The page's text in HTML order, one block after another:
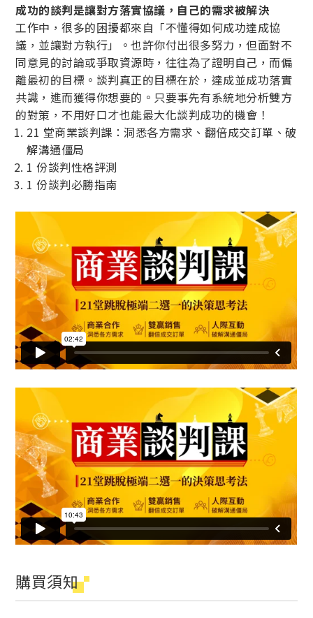
成功的談判是讓對方落實協議，自己的需求被解決
工作中，很多的困擾都來自「不懂得如何成功達成協
議，並讓對方執行」。也許你付出很多努力，但面對不
同意見的討論或爭取資源時，往往為了證明自己，而偏
離最初的目標。談判真正的目標在於，達成並成功落實
共識，進而獲得你想要的。只要事先有系統地分析雙方
的對策，不用好口才也能最大化談判成功的機會！
21 堂商業談判課：洞悉各方需求、翻倍成交訂單、破
解溝通僵局
1 份談判性格評測
1 份談判必勝指南
購買須知